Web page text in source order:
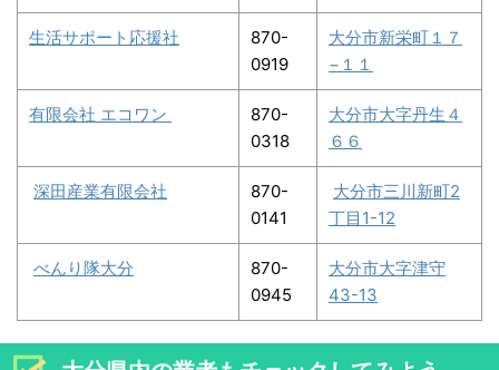
生活サポート応援社
870-
0919
大分市新栄町１７
−１１
有限会社 エコワン
870-
0318
大分市大字丹生４
６６
深田産業有限会社
870-
0141
大分市三川新町2
丁目1-12
べんり隊大分
870-
0945
大分市大字津守
43-13